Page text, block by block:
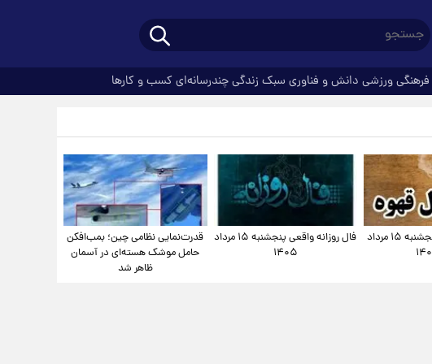
فرهنگیورزشی دانش و فناوری سبک زندگیچندرسانه‌ای کسب و کارها
فال قهوه روزانه پنجشنبه ۱۵ مرداد
فال روزانه واقعی پنجشنبه ۱۵ مرداد
۱۴۰۵
قدرت‌نمایی نظامی چین؛ بمب‌افکن
حامل موشک هسته‌ای در آسمان
ظاهر شد